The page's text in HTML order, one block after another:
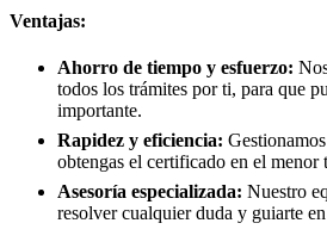
Ventajas:
Ahorro de tiempo y esfuerzo:
todos los trámites por ti, para que
importante.
Rapidez y eficiencia:
obtengas el certificado en el menor
Asesoría especializada: Nuestro
resolver cualquier duda y guiarte